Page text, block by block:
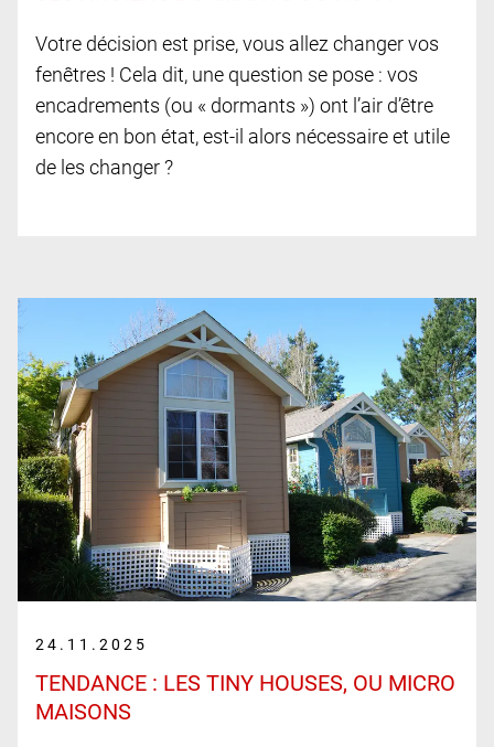
Votre décision est prise, vous allez changer vos
fenêtres ! Cela dit, une question se pose : vos
encadrements (ou « dormants ») ont l’air d’être
encore en bon état, est-il alors nécessaire et utile
de les changer ?
24.11.2025
TENDANCE : LES TINY HOUSES, OU MICRO
MAISONS